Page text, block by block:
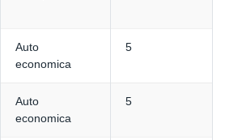
Auto
economica
5
Auto
economica
5